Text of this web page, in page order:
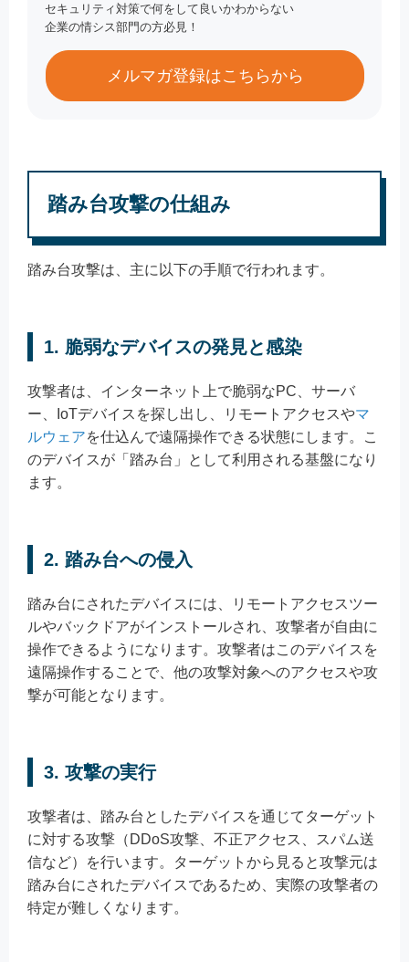
セキュリティ対策で何をして良いかわからない
企業の情シス部門の方必見！
メルマガ登録はこちらから
踏み台攻撃の仕組み
踏み台攻撃は、主に以下の手順で行われます。
1. 脆弱なデバイスの発見と感染
攻撃者は、インターネット上で脆弱なPC、サーバ
ー、IoTデバイスを探し出し、リモートアクセスやマ
ルウェアを仕込んで遠隔操作できる状態にします。こ
のデバイスが「踏み台」として利用される基盤になり
ます。
2. 踏み台への侵入
踏み台にされたデバイスには、リモートアクセスツー
ルやバックドアがインストールされ、攻撃者が自由に
操作できるようになります。攻撃者はこのデバイスを
遠隔操作することで、他の攻撃対象へのアクセスや攻
撃が可能となります。
3. 攻撃の実行
攻撃者は、踏み台としたデバイスを通じてターゲット
に対する攻撃（DDoS攻撃、不正アクセス、スパム送
信など）を行います。ターゲットから見ると攻撃元は
踏み台にされたデバイスであるため、実際の攻撃者の
特定が難しくなります。